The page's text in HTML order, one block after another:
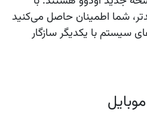
شما اطمینان حاصل می‌کنید
سیستم با یکدیگر سازگار